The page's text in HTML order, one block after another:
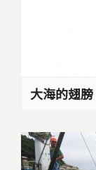
大海的翅膀